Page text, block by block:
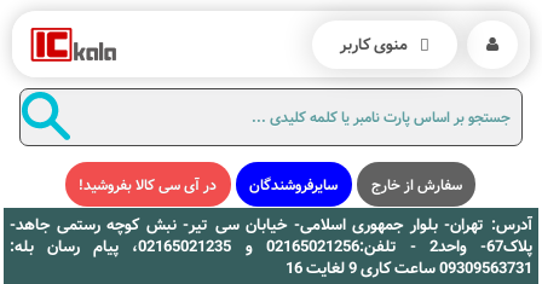
سفارش از خارج سایرفروشندگان در آی سی کالا بفروشید!
آدرس: تهران- بلوار جمهوری اسلامی- خیابان سی تیر- نبش کوچه رستمی جاهد-
پلاک67- واحد2 - تلفن:02165021256 و 02165021235، پیام رسان بله:
09309563731 ساعت کاری 9 لغایت 16
منوی کاربر